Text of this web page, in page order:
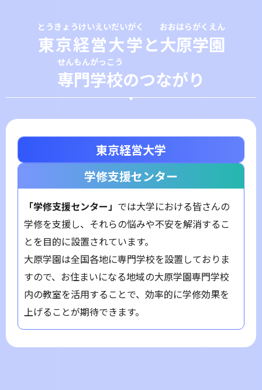
東京経営大学
とうきょうけいえいだいがく
と大原学園
おおはらがくえん
専門学校
せんもんがっこう
のつながり
東京経営大学
学修支援センター
「学修支援センター」 では大学における皆さんの
学修を支援し、それらの悩みや不安を解消するこ
とを目的に設置されています。
大原学園は全国各地に専門学校を設置しておりま
すので、お住まいになる地域の大原学園専門学校
内の教室を活用することで、効率的に学修効果を
上げることが期待できます。